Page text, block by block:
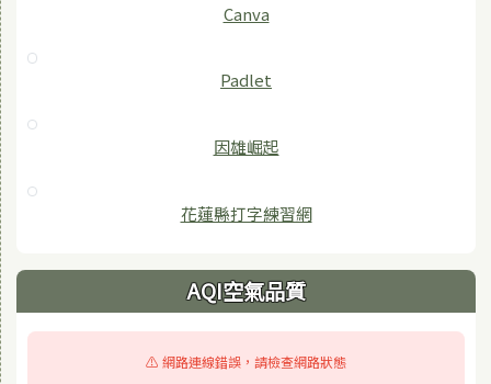
Canva
Padlet
因雄崛起
花蓮縣打字練習網
AQI空氣品質
⚠️ 網路連線錯誤，請檢查網路狀態